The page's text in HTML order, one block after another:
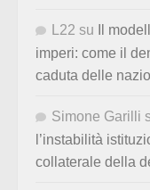
L22 su
Il
imperi: come il
caduta delle
Simone Garilli
l’instabilità
collaterale della